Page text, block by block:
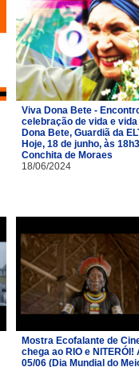
Viva Dona Bete -
celebração de vida e vida
Dona Bete, Guardiã da
Hoje, 18 de junho, às
Conchita de Moraes
18/06/2024
Mostra Ecofalante de
chega ao RIO e NITERÓI!
05/06 (Dia Mundial do